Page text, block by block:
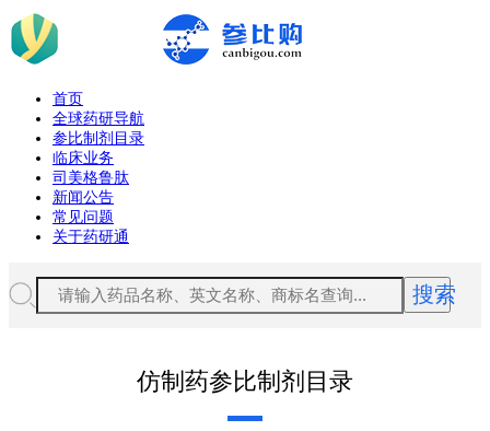
首页
全球药研导航
参比制剂目录
临床业务
司美格鲁肽
新闻公告
常见问题
关于药研通
搜索
仿制药参比制剂目录